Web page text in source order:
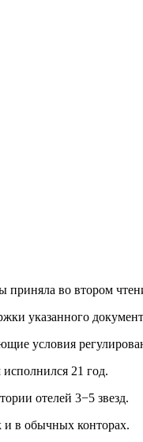
во втором
указанного
условия
21 год.
отелей 3−5 звезд.
и в обычных конторах.